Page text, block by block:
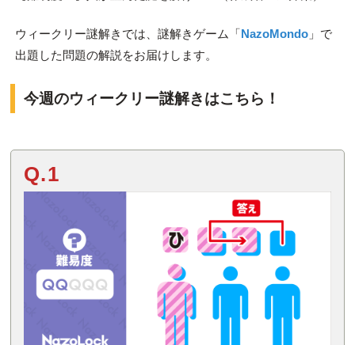
ウィークリー謎解きでは、謎解きゲーム「 NazoMondo」で
出題した問題の解説をお届けします。
今週のウィークリー謎解きはこちら！
Q.1